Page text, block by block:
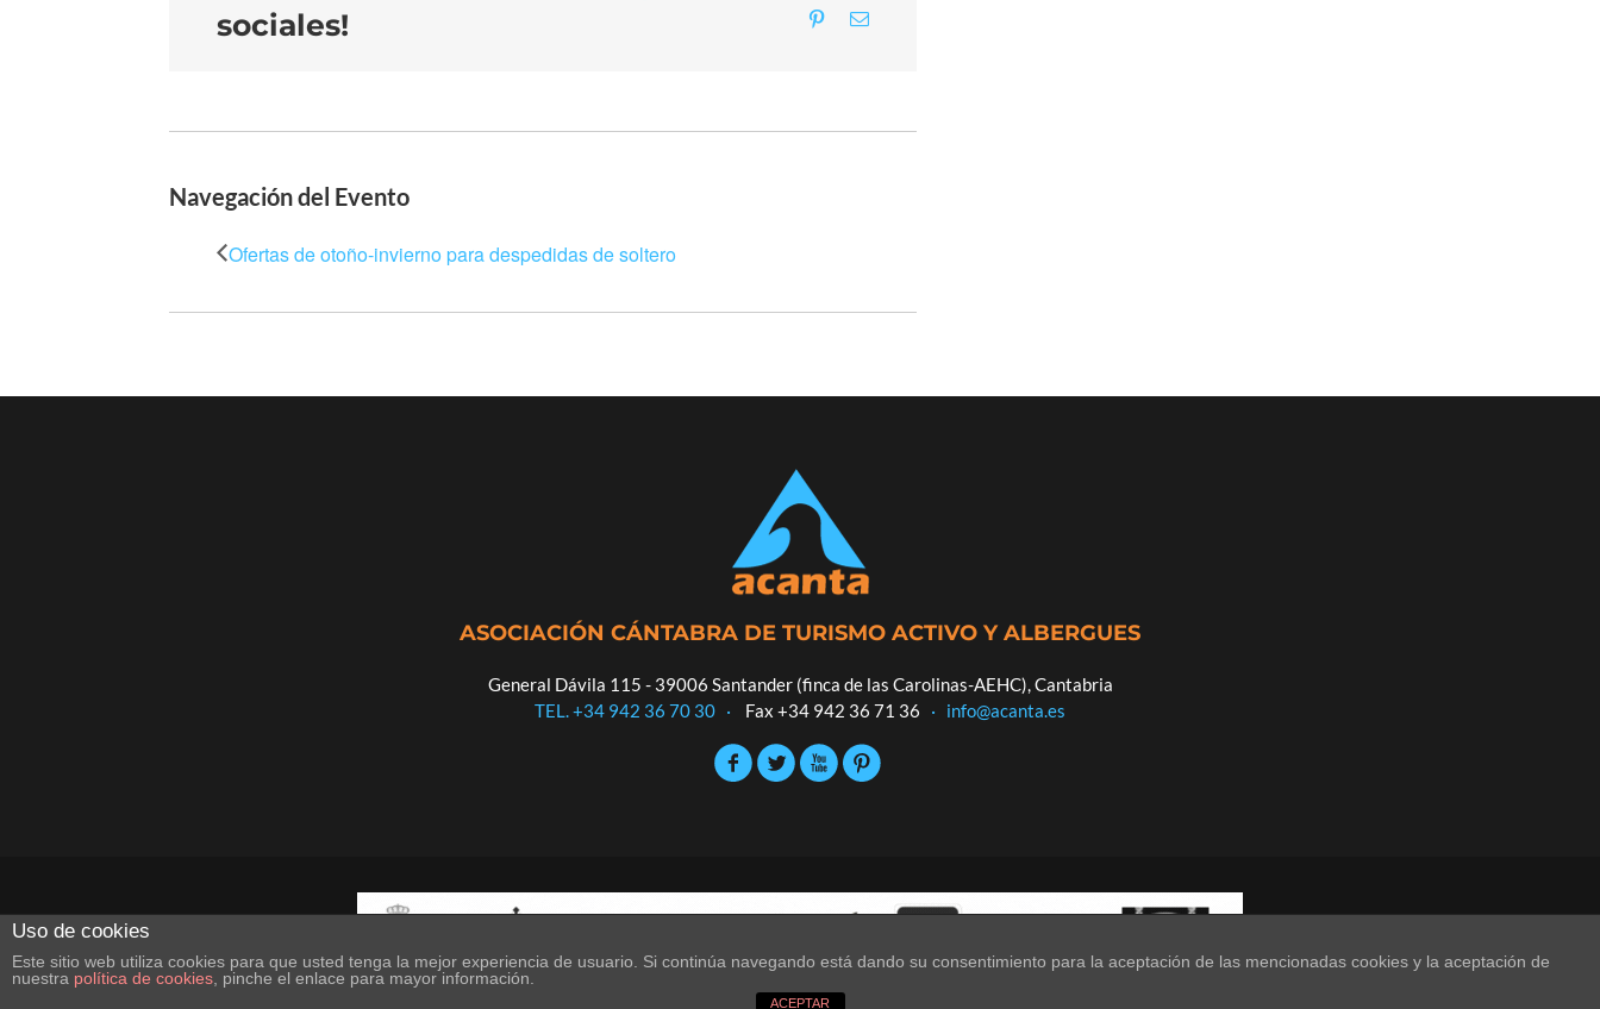
sociales!
PinterestEmail
Navegación del Evento
Ofertas de otoño-invierno para despedidas de soltero
ASOCIACIÓN CÁNTABRA DE TURISMO ACTIVO Y ALBERGUES
General Dávila 115 - 39006 Santander (finca de las Carolinas-AEHC), Cantabria
TEL. +34 942 36 70 30 · Fax +34 942 36 71 36 · info@acanta.es
Uso de cookies
Este sitio web utiliza cookies para que usted tenga la mejor experiencia de usuario. Si continúa navegando está dando su consentimiento para la aceptación de las mencionadas cookies y la aceptación de
nuestra política de cookies , pinche el enlace para mayor información.
ACEPTAR